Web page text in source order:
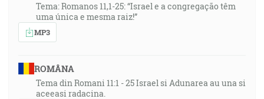
Tema: Romanos 11,1-25: “Israel e a congregação têm
uma única e mesma raiz!”
MP3
ROMÂNA
Tema din Romani 11:1 - 25 Israel si Adunarea au una si
aceeasi radacina.